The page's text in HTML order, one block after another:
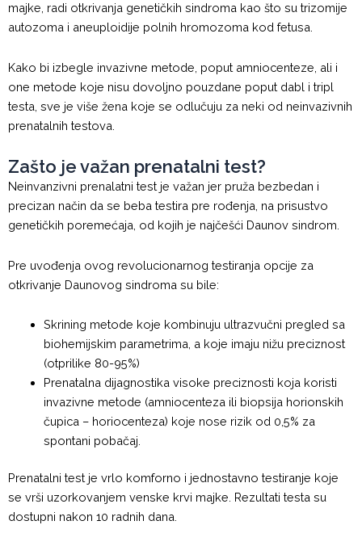
majke, radi otkrivanja genetičkih sindroma kao što su trizomije
autozoma i aneuploidije polnih hromozoma kod fetusa.
Kako bi izbegle invazivne metode, poput amniocenteze, ali i
one metode koje nisu dovoljno pouzdane poput dabl i tripl
testa, sve je više žena koje se odlučuju za neki od neinvazivnih
prenatalnih testova.
Zašto je važan prenatalni test?
Neinvanzivni prenalatni test je važan jer pruža bezbedan i
precizan način da se beba testira pre rođenja, na prisustvo
genetičkih poremećaja, od kojih je najčešći Daunov sindrom.
Pre uvođenja ovog revolucionarnog testiranja opcije za
otkrivanje Daunovog sindroma su bile:
Skrining metode koje kombinuju ultrazvučni pregled sa
biohemijskim parametrima, a koje imaju nižu preciznost
(otprilike 80-95%)
Prenatalna dijagnostika visoke preciznosti koja koristi
invazivne metode (amniocenteza ili biopsija horionskih
čupica – horiocenteza) koje nose rizik od 0,5% za
spontani pobačaj.
Prenatalni test je vrlo komforno i jednostavno testiranje koje
se vrši uzorkovanjem venske krvi majke. Rezultati testa su
dostupni nakon 10 radnih dana.